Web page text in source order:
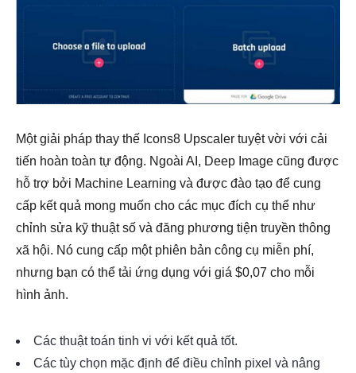
Một giải pháp thay thế Icons8 Upscaler tuyệt vời với cải
tiến hoàn toàn tự động. Ngoài AI, Deep Image cũng được
hỗ trợ bởi Machine Learning và được đào tạo để cung
cấp kết quả mong muốn cho các mục đích cụ thể như
chỉnh sửa kỹ thuật số và đăng phương tiện truyền thông
xã hội. Nó cung cấp một phiên bản công cụ miễn phí,
nhưng bạn có thể tải ứng dụng với giá $0,07 cho mỗi
hình ảnh.
Các thuật toán tinh vi với kết quả tốt.
Các tùy chọn mặc định để điều chỉnh pixel và nâng